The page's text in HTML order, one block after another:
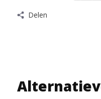
Delen